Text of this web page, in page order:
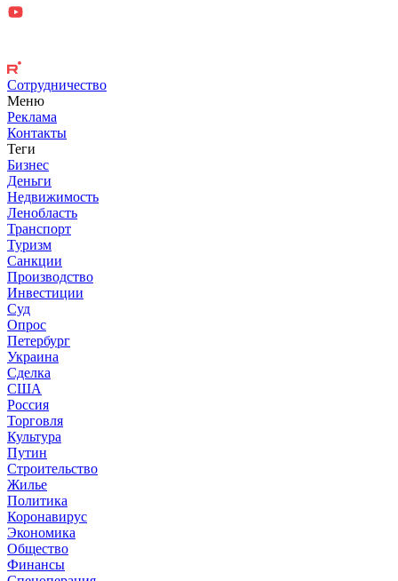
Сотрудничество
Меню
Реклама
Контакты
Теги
Бизнес
Деньги
Недвижимость
Ленобласть
Транспорт
Туризм
Санкции
Производство
Инвестиции
Суд
Опрос
Петербург
Украина
Сделка
США
Россия
Торговля
Культура
Путин
Строительство
Жилье
Политика
Коронавирус
Экономика
Общество
Финансы